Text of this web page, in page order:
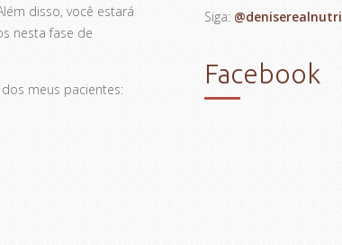
disso, você estará
nesta fase de
meus pacientes:
Siga: @deniserealnutri
Facebook